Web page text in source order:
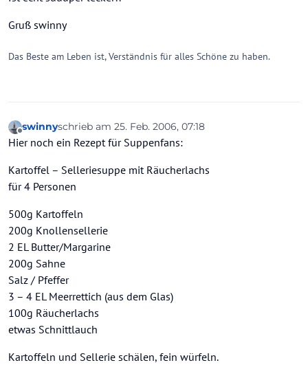
Gruß swinny
Das Beste am Leben ist, Verständnis für alles Schöne zu haben.
Offline
swinnyschrieb am 25. Feb. 2006, 07:18
zuletzt editiert von
Hier noch ein Rezept für Suppenfans:
Kartoffel – Selleriesuppe mit Räucherlachs
für 4 Personen
500g Kartoffeln
200g Knollensellerie
2 EL Butter/Margarine
200g Sahne
Salz / Pfeffer
3 – 4 EL Meerrettich (aus dem Glas)
100g Räucherlachs
etwas Schnittlauch
Kartoffeln und Sellerie schälen, fein würfeln.